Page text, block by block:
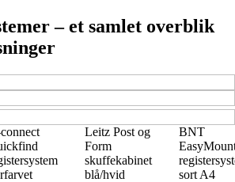
– et samlet overblik
Leitz Post og
Form
skuffekabinet
blå/hvid
BNT
sort A4